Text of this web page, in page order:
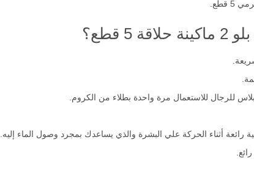
قطع؟
رائعة أثناء الحركة علي البشرة والذي يساعدك بمجرد وصول الماء إليه.